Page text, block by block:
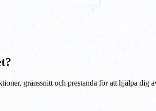
gränssnitt och prestanda för att hjälpa dig